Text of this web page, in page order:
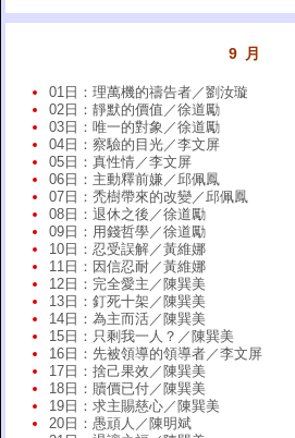
9 月
01日：理萬機的禱告者／劉汝璇
02日：靜默的價值／徐道勵
03日：唯一的對象／徐道勵
04日：察驗的目光／李文屏
05日：真性情／李文屏
06日：主動釋前嫌／邱佩鳳
07日：禿樹帶來的改變／邱佩鳳
08日：退休之後／徐道勵
09日：用錢哲學／徐道勵
10日：忍受誤解／黃維娜
11日：因信忍耐／黃維娜
12日：完全愛主／陳巽美
13日：釘死十架／陳巽美
14日：為主而活／陳巽美
15日：只剩我一人？／陳巽美
16日：先被領導的領導者／李文屏
17日：捨己果效／陳巽美
18日：贖價已付／陳巽美
19日：求主賜慈心／陳巽美
20日：愚頑人／陳明斌